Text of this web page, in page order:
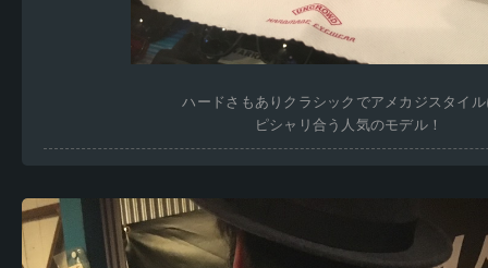
ハードさもありクラシックでアメカジスタイ
ピシャリ合う人気のモデル！